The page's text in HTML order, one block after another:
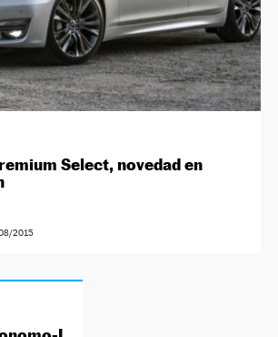
Select, novedad en
2015